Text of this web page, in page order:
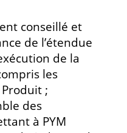
conseillé et
de l’étendue
de la
les
;
des
à PYM